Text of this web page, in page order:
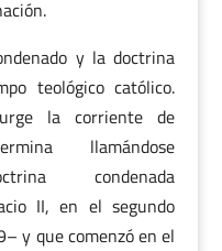
y la doctrina
teológico católico.
la corriente de
llamándose
condenada
II, en el segundo
y que comenzó en el